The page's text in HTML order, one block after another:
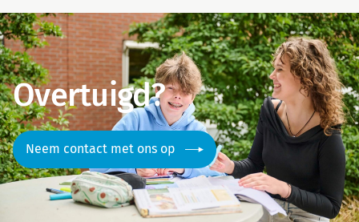
Overtuigd?
Neem contact met ons op